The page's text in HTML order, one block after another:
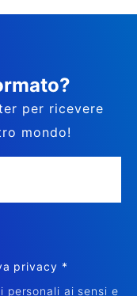
per ricevere
mondo!
privacy *
personali ai sensi e